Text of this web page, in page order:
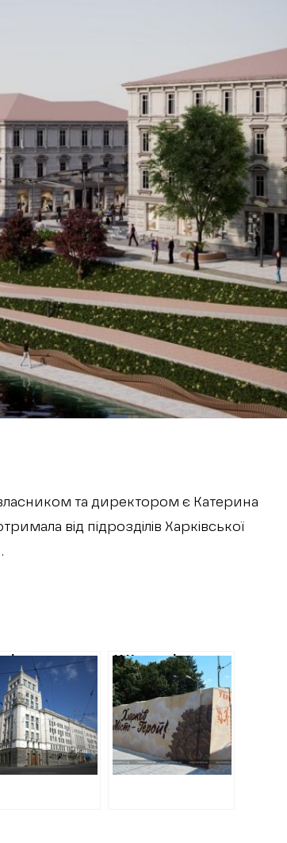
та директором є Катерина
від підрозділів Харківської
майже
мільйони на
своєї
в
ЗМІ
У Харкові уклали
договори на
встановлення ще
дев’яти зупинок-
укриттів
загальною
вартістю 7
мільйонів